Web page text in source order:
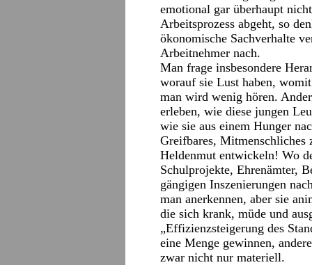
emotional gar überhaupt
Arbeitsprozess abgeht, so
ökonomische Sachverhalte
Arbeitnehmer nach.
Man frage insbesondere
worauf sie Lust haben,
man wird wenig hören.
erleben, wie diese jungen
wie sie aus einem Hunger
Greifbares, Mitmenschliches
Heldenmut entwickeln! Wo
Schulprojekte, Ehrenämter,
gängigen Inszenierungen
man anerkennen, aber sie
die sich krank, müde und
„Effizienzsteigerung des
eine Menge gewinnen,
zwar nicht nur materiell.